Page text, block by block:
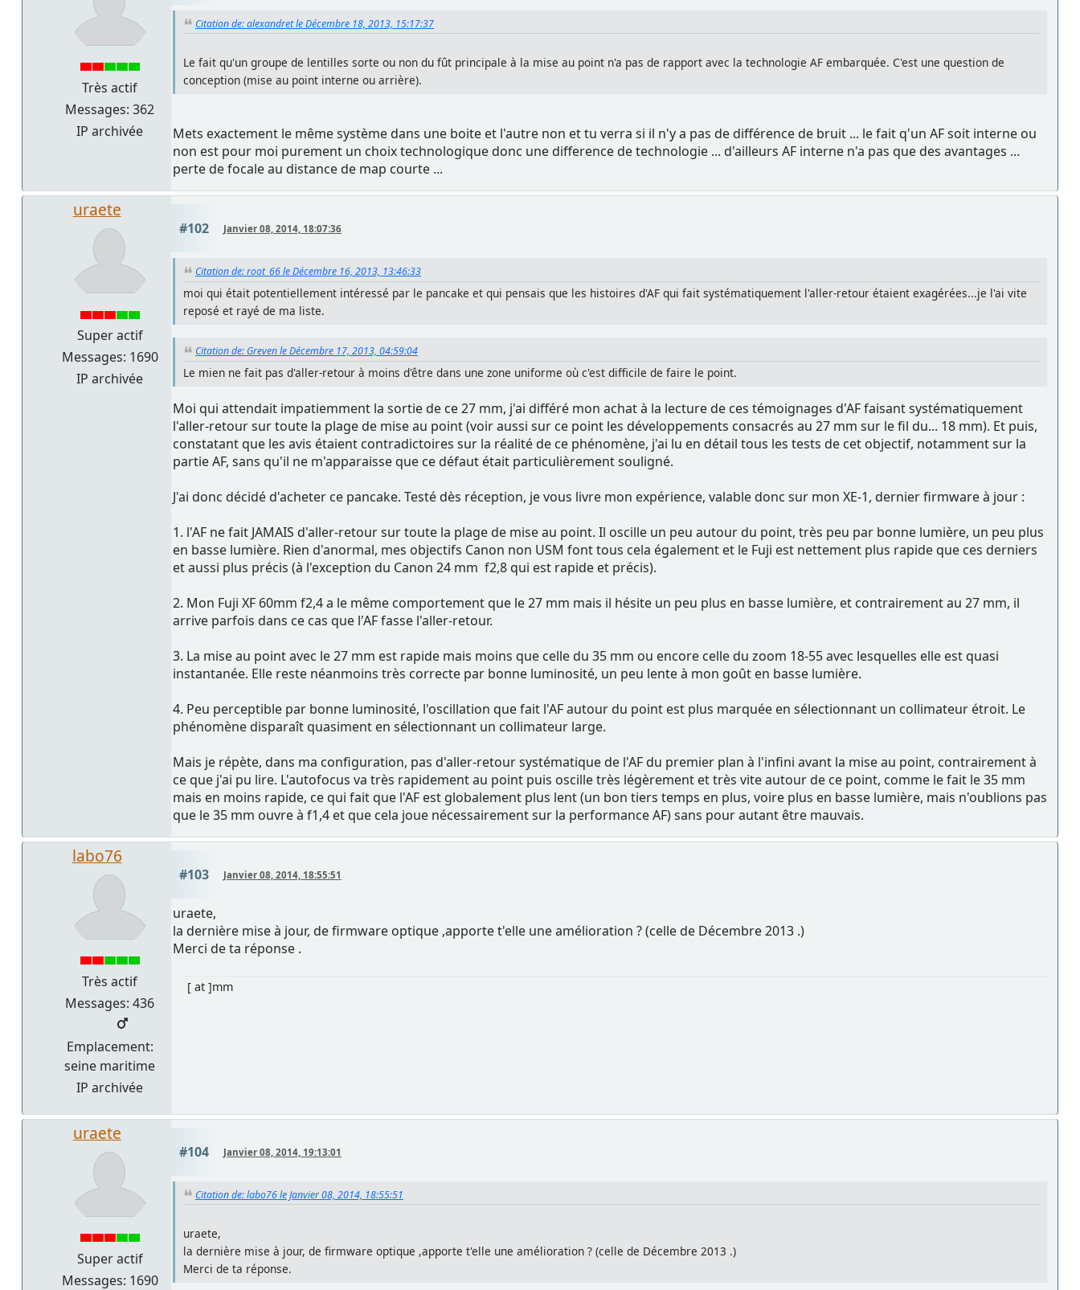
Très actif
Messages: 362
IP archivée
Citation de: alexandret le Décembre 18, 2013, 15:17:37
Le fait qu'un groupe de lentilles sorte ou non du fût principale à la mise au point n'a pas de rapport avec la technologie AF embarquée. C'est une question de
conception (mise au point interne ou arrière).
Mets exactement le même système dans une boite et l'autre non et tu verra si il n'y a pas de différence de bruit ... le fait q'un AF soit interne ou
non est pour moi purement un choix technologique donc une difference de technologie ... d'ailleurs AF interne n'a pas que des avantages ...
perte de focale au distance de map courte ...
uraete
Super actif
Messages: 1690
IP archivée
#102 Janvier 08, 2014, 18:07:36
Citation de: root_66 le Décembre 16, 2013, 13:46:33
moi qui était potentiellement intéressé par le pancake et qui pensais que les histoires d'AF qui fait systématiquement l'aller-retour étaient exagérées...je l'ai vite
reposé et rayé de ma liste.
Citation de: Greven le Décembre 17, 2013, 04:59:04
Le mien ne fait pas d'aller-retour à moins d'être dans une zone uniforme où c'est difficile de faire le point.
Moi qui attendait impatiemment la sortie de ce 27 mm, j'ai différé mon achat à la lecture de ces témoignages d'AF faisant systématiquement
l'aller-retour sur toute la plage de mise au point (voir aussi sur ce point les développements consacrés au 27 mm sur le fil du... 18 mm). Et puis,
constatant que les avis étaient contradictoires sur la réalité de ce phénomène, j'ai lu en détail tous les tests de cet objectif, notamment sur la
partie AF, sans qu'il ne m'apparaisse que ce défaut était particulièrement souligné.
J'ai donc décidé d'acheter ce pancake. Testé dès réception, je vous livre mon expérience, valable donc sur mon XE-1, dernier firmware à jour :
1. l'AF ne fait JAMAIS d'aller-retour sur toute la plage de mise au point. Il oscille un peu autour du point, très peu par bonne lumière, un peu plus
en basse lumière. Rien d'anormal, mes objectifs Canon non USM font tous cela également et le Fuji est nettement plus rapide que ces derniers
et aussi plus précis (à l'exception du Canon 24 mm f2,8 qui est rapide et précis).
2. Mon Fuji XF 60mm f2,4 a le même comportement que le 27 mm mais il hésite un peu plus en basse lumière, et contrairement au 27 mm, il
arrive parfois dans ce cas que l'AF fasse l'aller-retour.
3. La mise au point avec le 27 mm est rapide mais moins que celle du 35 mm ou encore celle du zoom 18-55 avec lesquelles elle est quasi
instantanée. Elle reste néanmoins très correcte par bonne luminosité, un peu lente à mon goût en basse lumière.
4. Peu perceptible par bonne luminosité, l'oscillation que fait l'AF autour du point est plus marquée en sélectionnant un collimateur étroit. Le
phénomène disparaît quasiment en sélectionnant un collimateur large.
Mais je répète, dans ma configuration, pas d'aller-retour systématique de l'AF du premier plan à l'infini avant la mise au point, contrairement à
ce que j'ai pu lire. L'autofocus va très rapidement au point puis oscille très légèrement et très vite autour de ce point, comme le fait le 35 mm
mais en moins rapide, ce qui fait que l'AF est globalement plus lent (un bon tiers temps en plus, voire plus en basse lumière, mais n'oublions pas
que le 35 mm ouvre à f1,4 et que cela joue nécessairement sur la performance AF) sans pour autant être mauvais.
labo76
Très actif
Messages: 436
Emplacement:
seine maritime
IP archivée
#103 Janvier 08, 2014, 18:55:51
uraete,
la dernière mise à jour, de firmware optique ,apporte t'elle une amélioration ? (celle de Décembre 2013 .)
Merci de ta réponse .
[ at ]mm
uraete
Super actif
Messages: 1690
#104 Janvier 08, 2014, 19:13:01
Citation de: labo76 le Janvier 08, 2014, 18:55:51
uraete,
la dernière mise à jour, de firmware optique ,apporte t'elle une amélioration ? (celle de Décembre 2013 .)
Merci de ta réponse.